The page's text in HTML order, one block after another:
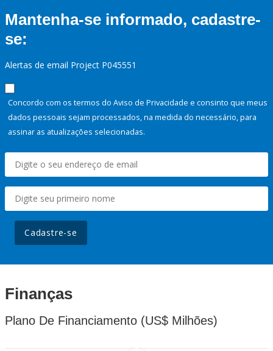
Mantenha-se informado, cadastre-
se:
Alertas de email Project P045551
Concordo com os termos do Aviso de Privacidade e consinto que meus
dados pessoais sejam processados, na medida do necessário, para
assinar as atualizações selecionadas.
Cadastre-se
Finanças
Plano De Financiamento (US$ Milhões)